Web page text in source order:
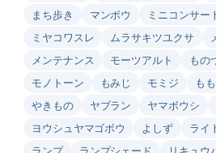
まち歩き
マンボウ ミニコンサー
ミヤコワスレ
ムラサキツユクサ
メンテナンス
モーツアルト もの
モノトーン
もみじ モミジ もも
やきもの
ヤブラン ヤマボウシ
ヨウシュヤマゴボウ
よしず ライ
ランプ
ランプシェード
リキュウ